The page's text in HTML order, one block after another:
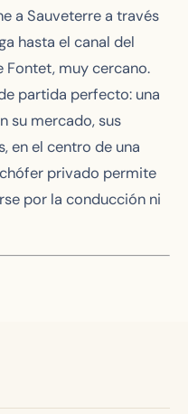
a Sauveterre a través
hasta el canal del
Fontet, muy cercano.
partida perfecto: una
su mercado, sus
en el centro de una
privado permite
por la conducción ni